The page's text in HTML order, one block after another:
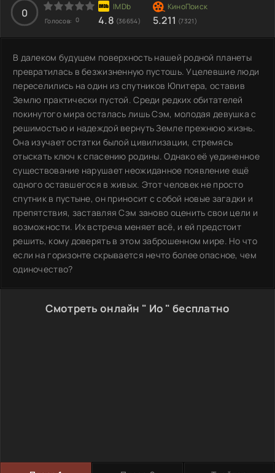
0
Голосов: 0 4.8 (36654) 5.211 (7321)
В далеком будущем поверхность нашей родной планеты
превратилась в безжизненную пустошь. Уцелевшие люди
переселились на один из спутников Юпитера, оставив
Землю практически пустой. Среди редких обитателей
покинутого мира осталась лишь Сэм, молодая девушка с
решимостью и надеждой вернуть Земле прежнюю жизнь.
Она изучает остатки былой цивилизации, стремясь
отыскать ключ к спасению родины. Однако её уединенное
существование нарушает неожиданное появление ещё
одного оставшегося в живых. Этот человек не просто
спутник в пустыне, он приносит с собой новые загадки и
препятствия, заставляя Сэм заново оценить свои цели и
возможности. Их встреча меняет всё, и ей предстоит
решить, кому доверять в этом заброшенном мире. Но что
если на горизонте скрывается нечто более опасное, чем
одиночество?
Смотреть онлайн " Ио " бесплатно